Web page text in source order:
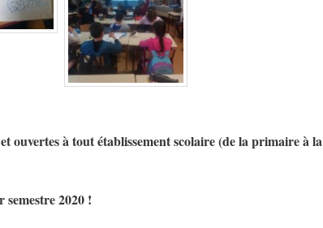
ouvertes à tout établissement scolaire (de la primaire à la
2020 !